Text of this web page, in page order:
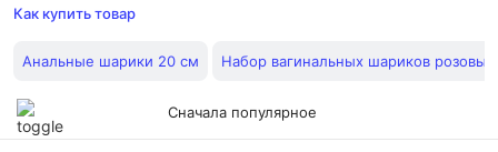
Как купить товар
Анальные шарики 20 см Набор вагинальных шариков розовые
Сначала популярное